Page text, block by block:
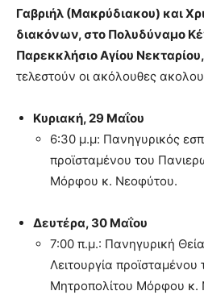
Γαβριήλ (Μακρύδιακου) και
διακόνων, στο Πολυδύναμο
Παρεκκλήσιο Αγίου Νεκταρίου,
τελεστούν οι ακόλουθες
Κυριακή, 29 Μαΐου
6:30 μ.μ: Πανηγυρικός εσπ
προϊσταμένου του
Μόρφου κ. Νεοφύτου.
Δευτέρα, 30 Μαΐου
7:00 π.μ.: Πανηγυρική Θεία
Λειτουργία προϊσταμένου
Μητροπολίτου Μόρφου κ.